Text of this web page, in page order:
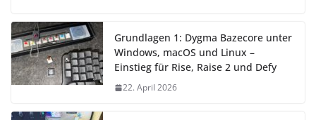
Grundlagen 1: Dygma Bazecore unter
Windows, macOS und Linux –
Einstieg für Rise, Raise 2 und Defy
22. April 2026